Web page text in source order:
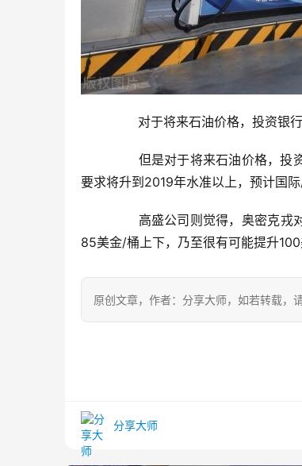
对于将来石油价格，投资银
要求将升到2019年水准以上，预计国
85美金/桶上下，乃至很有可能提升100
原创文章，作者：分享大师，如若转载
分享大师